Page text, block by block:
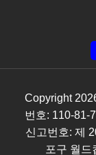
Copyright
번호: 110-81-
신고번호: 제
포구 월드